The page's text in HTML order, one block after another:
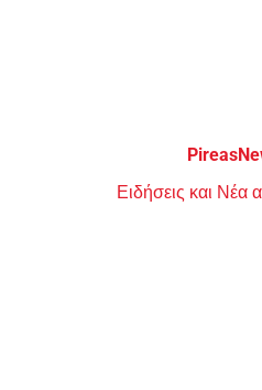
Ειδήσεις και Νέα